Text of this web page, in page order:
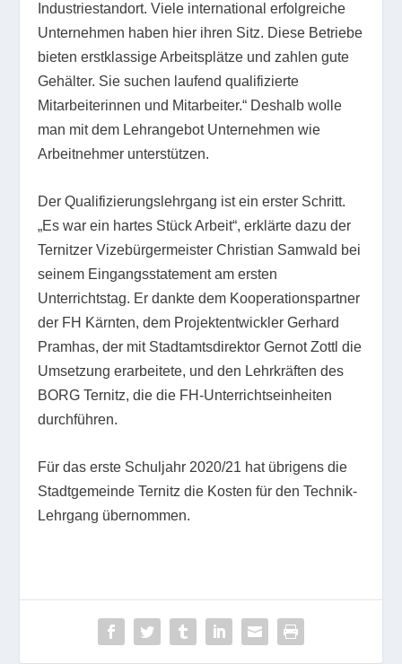
Industriestandort. Viele international erfolgreiche
Unternehmen haben hier ihren Sitz. Diese Betriebe
bieten erstklassige Arbeitsplätze und zahlen gute
Gehälter. Sie suchen laufend qualifizierte
Mitarbeiterinnen und Mitarbeiter.“ Deshalb wolle
man mit dem Lehrangebot Unternehmen wie
Arbeitnehmer unterstützen.
Der Qualifizierungslehrgang ist ein erster Schritt.
„Es war ein hartes Stück Arbeit“, erklärte dazu der
Ternitzer Vizebürgermeister Christian Samwald bei
seinem Eingangsstatement am ersten
Unterrichtstag. Er dankte dem Kooperationspartner
der FH Kärnten, dem Projektentwickler Gerhard
Pramhas, der mit Stadtamtsdirektor Gernot Zottl die
Umsetzung erarbeitete, und den Lehrkräften des
BORG Ternitz, die die FH-Unterrichtseinheiten
durchführen.
Für das erste Schuljahr 2020/21 hat übrigens die
Stadtgemeinde Ternitz die Kosten für den Technik-
Lehrgang übernommen.